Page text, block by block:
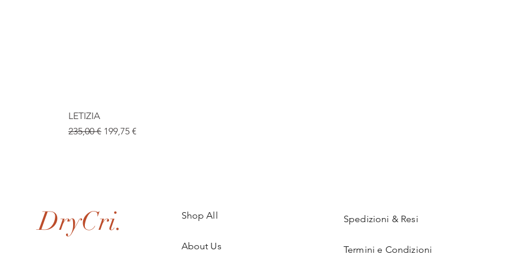
LETIZIA
Prix original
235,00 € Prix promotionnel
199,75 €
DryCri. Shop All
About Us
Spedizioni & Resi
Termini e Condizioni